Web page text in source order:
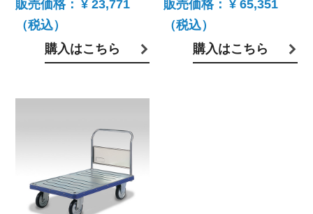
販売価格： ¥ 23,771
（税込）
購入はこちら
販売価格： ¥ 65,351
（税込）
購入はこちら